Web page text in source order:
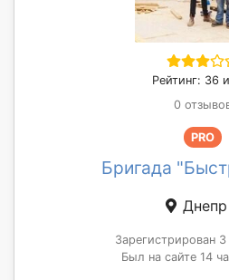
Рейтинг: 36
0
PRO
Бригада
Днепр
Зарегистрирован 3
Был на сайте 14